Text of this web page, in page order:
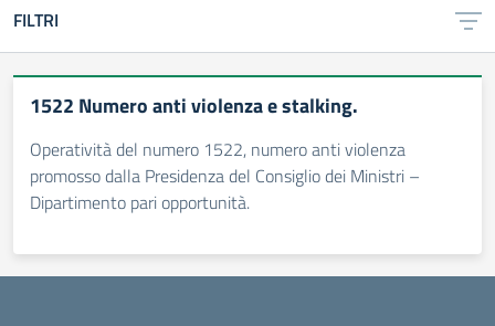
FILTRI
1522 Numero anti violenza e stalking.
Operatività del numero 1522, numero anti violenza
promosso dalla Presidenza del Consiglio dei Ministri –
Dipartimento pari opportunità.